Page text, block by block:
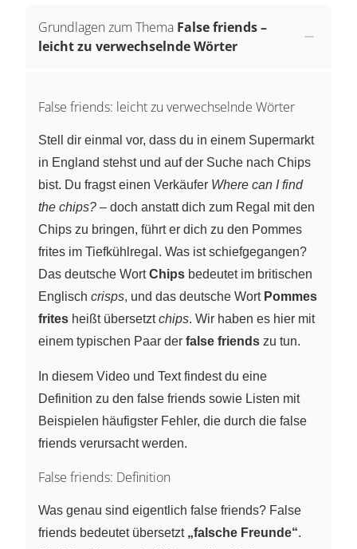
Grundlagen zum Thema False friends –
leicht zu verwechselnde Wörter
False friends: leicht zu verwechselnde Wörter
Stell dir einmal vor, dass du in einem Supermarkt
in England stehst und auf der Suche nach Chips
bist. Du fragst einen Verkäufer Where can I find
the chips? – doch anstatt dich zum Regal mit den
Chips zu bringen, führt er dich zu den Pommes
frites im Tiefkühlregal. Was ist schiefgegangen?
Das deutsche WortChips bedeutet im britischen
Englisch crisps, und das deutsche Wort Pommes
frites heißt übersetztchips. Wir haben es hier mit
einem typischen Paar der false friends zu tun.
In diesem Video und Text findest du eine
Definition zu den false friends sowie Listen mit
Beispielen häufigster Fehler, die durch die false
friends verursacht werden.
False friends: Definition
Was genau sind eigentlich false friends? False
friends bedeutet übersetzt „falsche Freunde“.